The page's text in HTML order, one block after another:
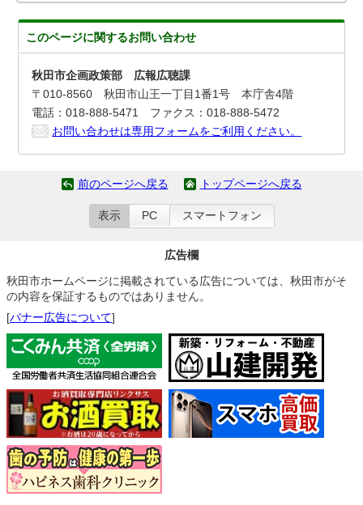
このページに関するお問い合わせ
秋田市企画政策部 広報広聴課
〒010-8560 秋田市山王一丁目1番1号 本庁舎4階
電話：018-888-5471 ファクス：018-888-5472
お問い合わせは専用フォームをご利用ください。
前のページへ戻る トップページへ戻る
表示 PC スマートフォン
広告欄
秋田市ホームページに掲載されている広告については、秋田市がそ
の内容を保証するものではありません。
[バナー広告について]